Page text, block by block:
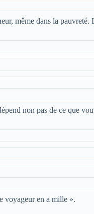
même dans la
non pas de ce que
voyageur en a mille ».